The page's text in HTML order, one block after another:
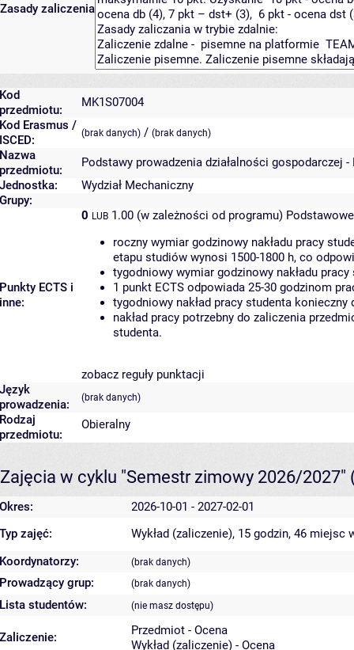
Zasady zaliczenia
Kod
przedmiotu:
MK1S07004
Kod Erasmus /
ISCED:
(brak danych) / (brak danych)
Nazwa
przedmiotu:
Podstawy prowadzenia działalności gospodarczej -
Jednostka:
Wydział Mechaniczny
Grupy:
Punkty ECTS i
inne:
0 LUB 1.00 (w zależności od programu)
roczny wymiar godzinowy nakładu pracy
etapu studiów wynosi 1500-1800 h, co
tygodniowy wymiar godzinowy nakładu
1 punkt ECTS odpowiada 25-30 godzinom
tygodniowy nakład pracy studenta
nakład pracy potrzebny do zaliczenia
studenta.
zobacz reguły punktacji
Język
prowadzenia:
(brak danych)
Rodzaj
przedmiotu:
Obieralny
Zajęcia w cyklu "Semestr zimowy 2026/2027"
Okres:
2026-10-01 - 2027-02-01
Typ zajęć:
Wykład (zaliczenie), 15 godzin, 46 miejsc
Koordynatorzy:
(brak danych)
Prowadzący grup: (brak danych)
Lista studentów: (nie masz dostępu)
Zaliczenie:
Przedmiot - Ocena
Wykład (zaliczenie) - Ocena